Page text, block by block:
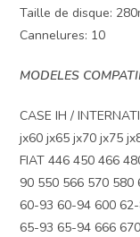
Taille de disque:
Cannelures: 10
MODELES
CASE IH /
jx60 jx65 jx70 jx75
FIAT 446 450 466
90 550 566 570
60-93 60-94 600
65-93 65-94 666